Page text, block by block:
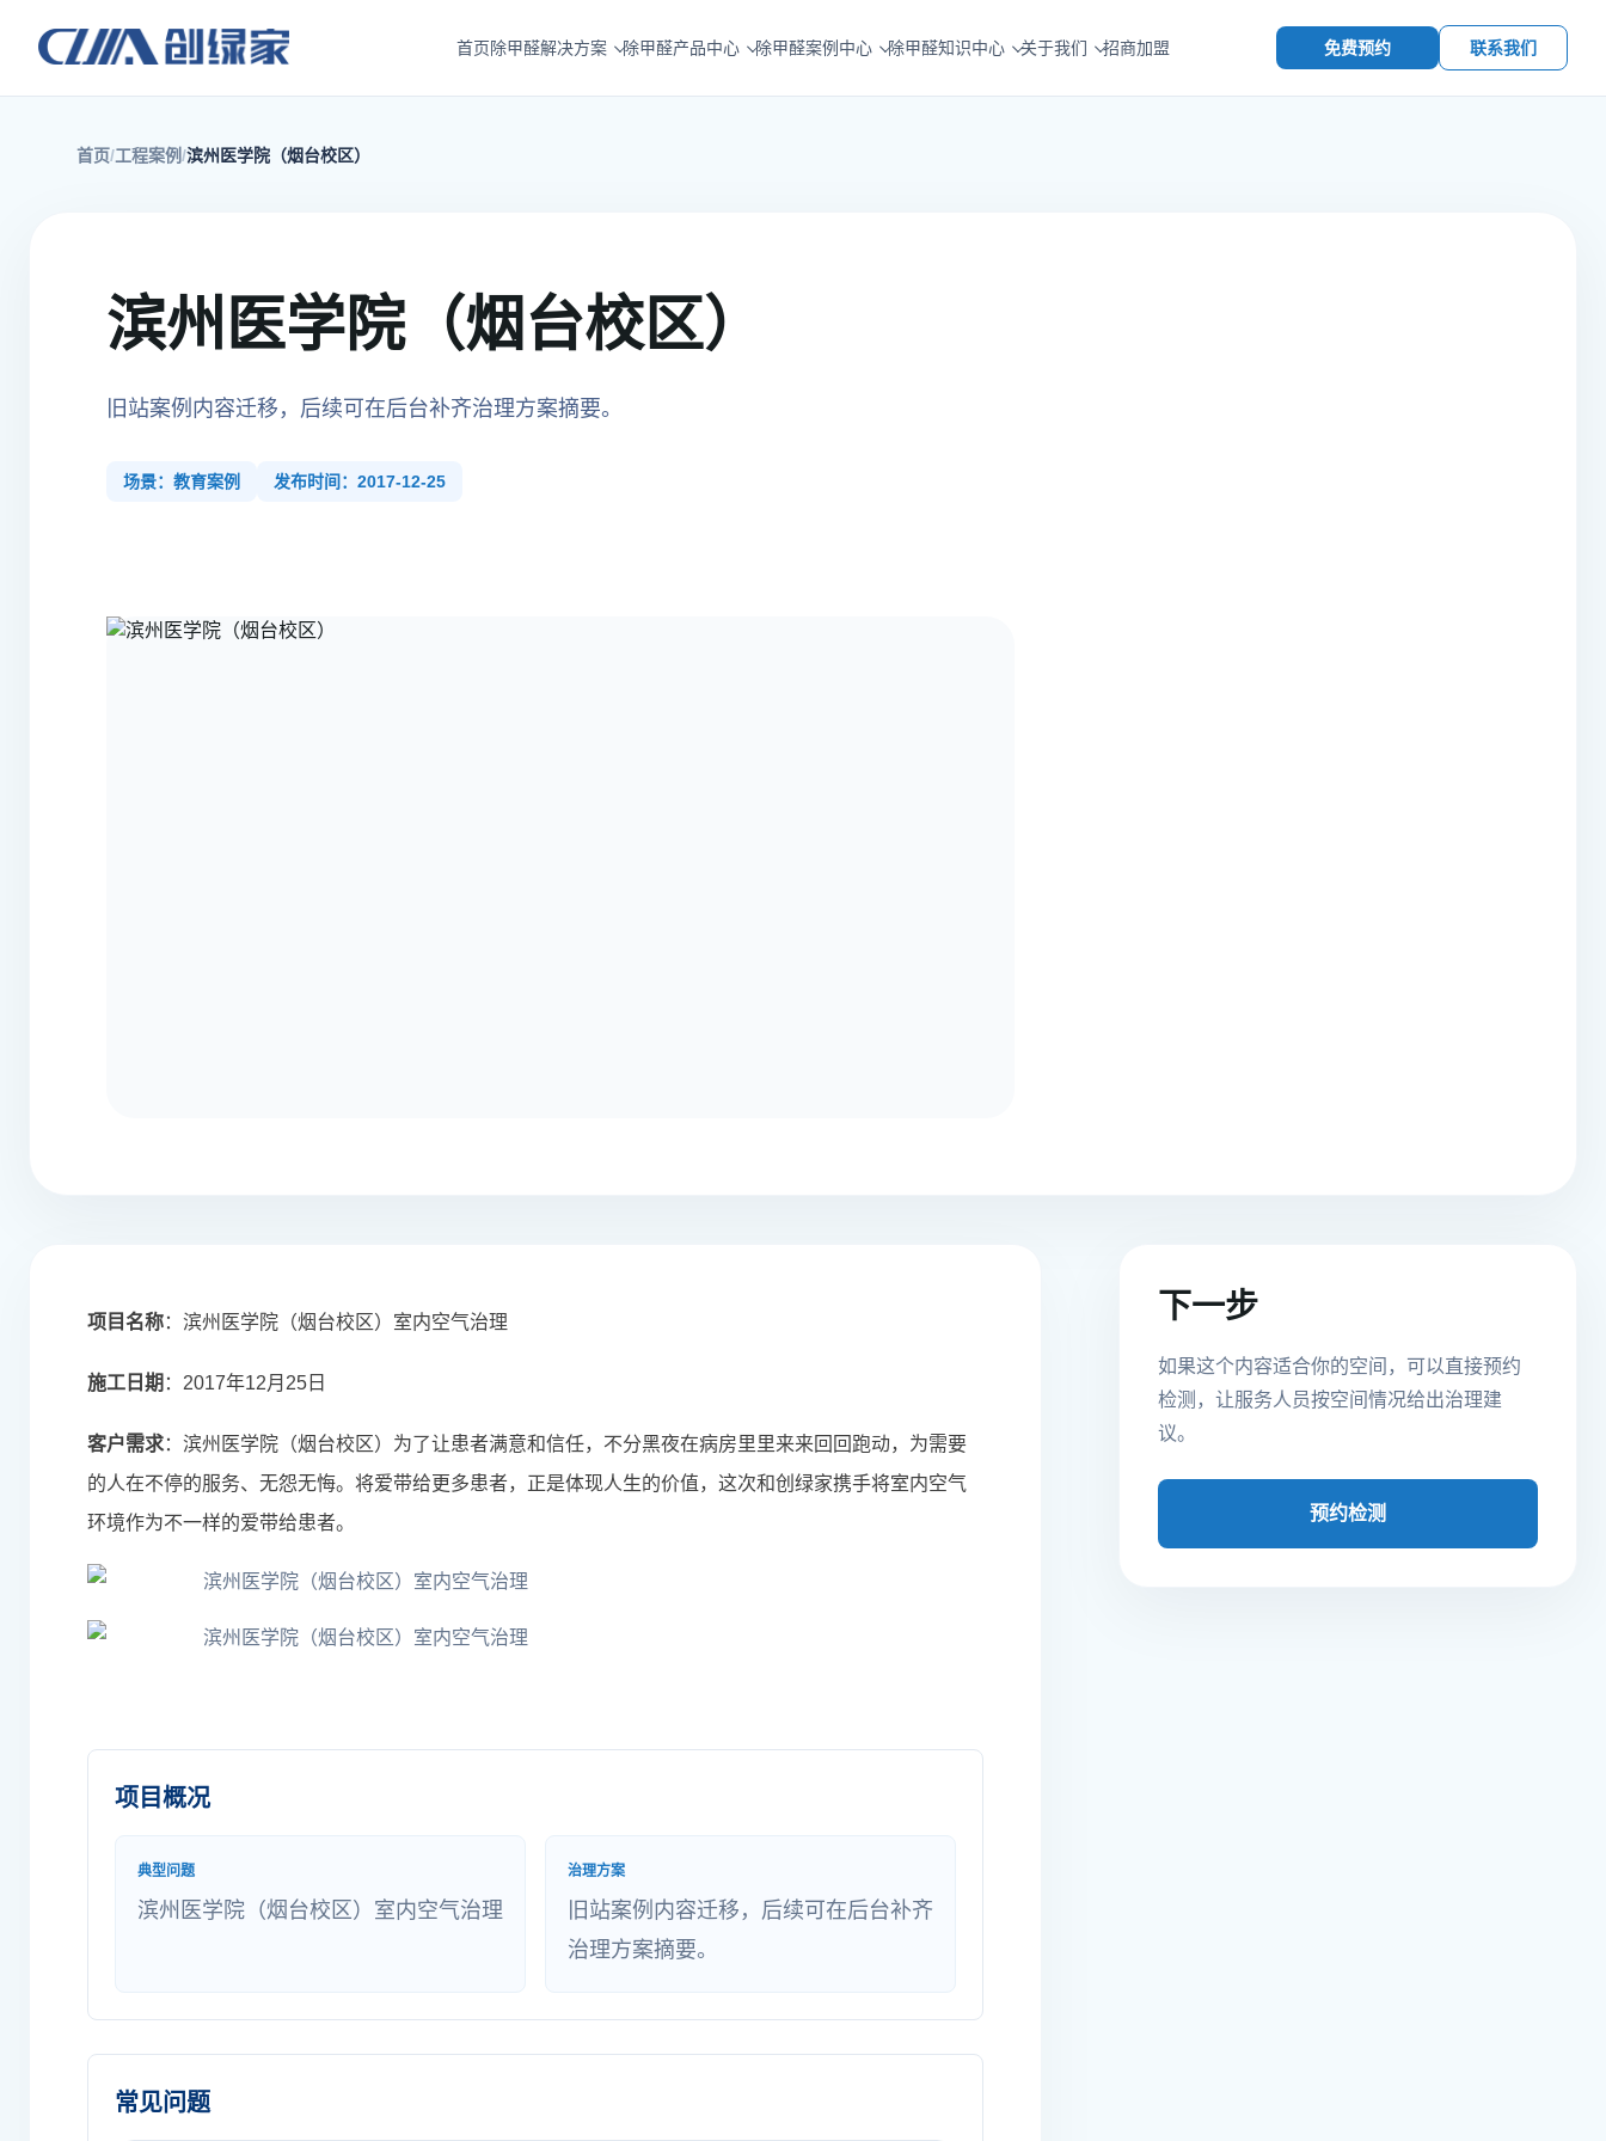
首页除甲醛解决方案 除甲醛产品中心 除甲醛案例中心 除甲醛知识中心 关于我们 招商加盟 免费预约 联系我们
首页 工程案例 滨州医学院（烟台校区）
滨州医学院（烟台校区）
旧站案例内容迁移，后续可在后台补齐治理方案摘要。
场景：教育案例 发布时间：2017-12-25
项目名称：滨州医学院（烟台校区） 室内空气治理
施工日期 ：2017年12月25日
客户需求：滨州医学院（烟台校区）为了让患者满意和信任，不分黑夜在病房里里来来回回跑动，为需要
的人在不停的服务、无怨无悔。将爱带给更多患者，正是体现人生的价值，这次和创绿家携手将室内空气
环境作为不一样的爱带给患者。
项目概况
典型问题
滨州医学院（烟台校区）室内空气治理
治理方案
旧站案例内容迁移，后续可在后台补齐
治理方案摘要。
常见问题
下一步
如果这个内容适合你的空间，可以直接预约
检测，让服务人员按空间情况给出治理建
议。
预约检测